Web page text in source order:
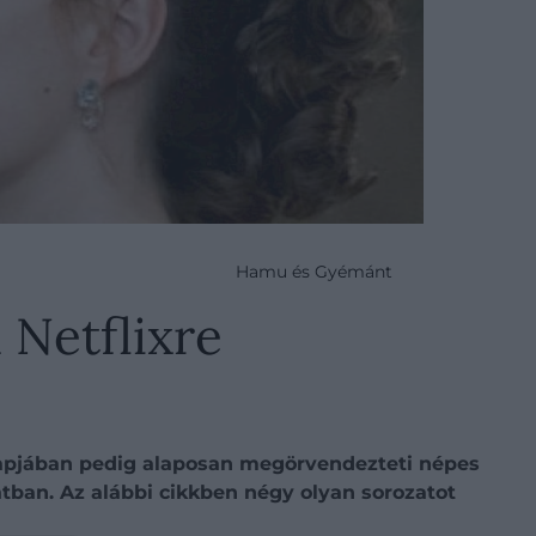
Hamu és Gyémánt
Netflixre
pedig alaposan megörvendezteti népes
Az alábbi cikkben négy olyan sorozatot